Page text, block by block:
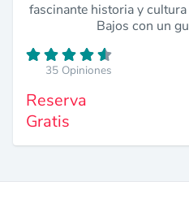
fascinante historia y
Bajos con un
35 Opiniones
Reserva
Gratis